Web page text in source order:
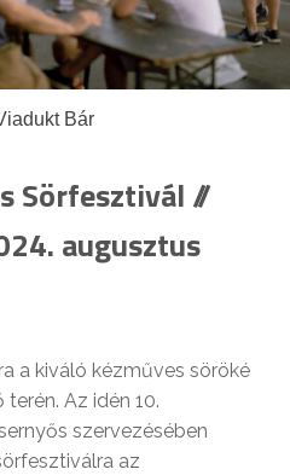
Bár
Sörfesztivál //
augusztus
a kiváló kézműves söröké
Az idén 10.
szervezésében
az